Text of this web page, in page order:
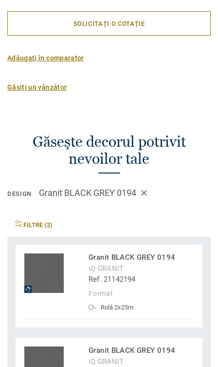
SOLICITAȚI O COTAȚIE
Adăugați în comparator
Găsiți un vânzător
Găsește decorul potrivit
nevoilor tale
DESIGN Granit BLACK GREY 0194
FILTRE (2)
Granit BLACK GREY 0194
iQ GRANIT
Ref. 21142194
Format
Rolă 2x25m
Granit BLACK GREY 0194
iQ GRANIT